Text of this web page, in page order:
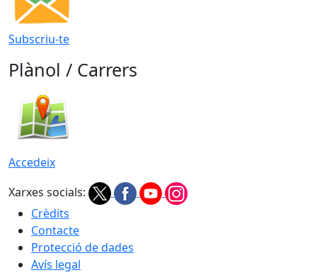
Subscriu-te
Plànol / Carrers
Accedeix
Xarxes socials:
Crèdits
Contacte
Protecció de dades
Avís legal